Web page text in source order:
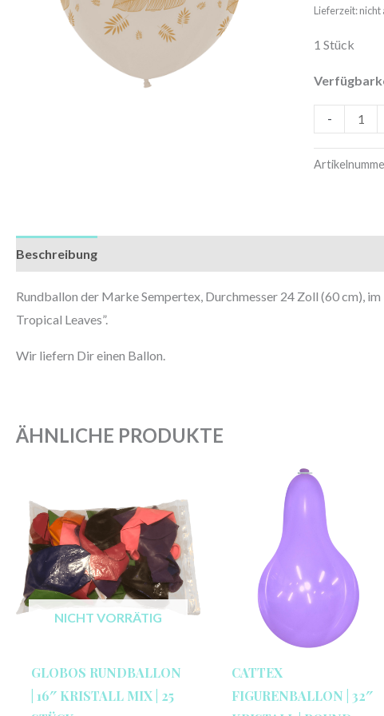
Lieferzeit: nicht
1 Stück
-
Birthday
Menge
Beschreibung
Rundballon der Marke Sempertex, Durchmesser 24 Zoll (60 cm),
Tropical Leaves”.
Wir liefern Dir einen Ballon.
ÄHNLICHE PRODUKTE
NICHT VORRÄTIG
GLOBOS RUNDBALLON
| 16″ KRISTALL MIX | 25
CATTEX
FIGURENBALLON | 32″